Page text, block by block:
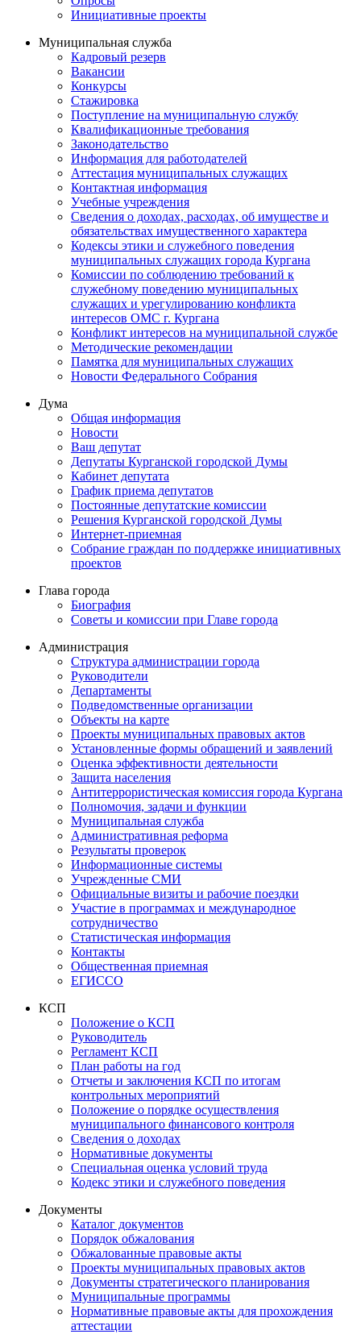
Инициативные проекты
Муниципальная служба
Кадровый резерв
Вакансии
Конкурсы
Стажировка
Поступление на муниципальную службу
Квалификационные требования
Законодательство
Информация для работодателей
Аттестация муниципальных служащих
Контактная информация
Учебные учреждения
Сведения о доходах, расходах, об имуществе и
обязательствах имущественного характера
Кодексы этики и служебного поведения
муниципальных служащих города Кургана
Комиссии по соблюдению требований к
служебному поведению муниципальных
служащих и урегулированию конфликта
интересов ОМС г. Кургана
Конфликт интересов на муниципальной службе
Методические рекомендации
Памятка для муниципальных служащих
Новости Федерального Cобрания
Дума
Общая информация
Новости
Ваш депутат
Депутаты Курганской городской Думы
Кабинет депутата
График приема депутатов
Постоянные депутатские комиссии
Решения Курганской городской Думы
Интернет-приемная
Собрание граждан по поддержке инициативных
проектов
Глава города
Биография
Советы и комиссии при Главе города
Администрация
Структура администрации города
Руководители
Департаменты
Подведомственные организации
Объекты на карте
Проекты муниципальных правовых актов
Установленные формы обращений и заявлений
Оценка эффективности деятельности
Защита населения
Антитеррористическая комиссия города Кургана
Полномочия, задачи и функции
Муниципальная служба
Административная реформа
Результаты проверок
Информационные системы
Учрежденные СМИ
Официальные визиты и рабочие поездки
Участие в программах и международное
сотрудничество
Статистическая информация
Контакты
Общественная приемная
ЕГИССО
КСП
Положение о КСП
Руководитель
Регламент КСП
План работы на год
Отчеты и заключения КСП по итогам
контрольных мероприятий
Положение о порядке осуществления
муниципального финансового контроля
Сведения о доходах
Нормативные документы
Специальная оценка условий труда
Кодекс этики и служебного поведения
Документы
Каталог документов
Порядок обжалования
Обжалованные правовые акты
Проекты муниципальных правовых актов
Документы стратегического планирования
Муниципальные программы
Нормативные правовые акты для прохождения
аттестации